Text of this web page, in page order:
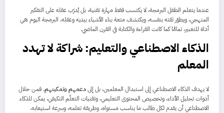
عندما يتعلم الطفل البرمجة، لا يكتسب فقط مهارة تقنية، بل يُدرّب عقله على التفكير
المنهجي، ويطوّر ثقته بنفسه، ويكتشف متعة بناء الأشياء بيديه وعقله. البرمجة اليوم هي
أداة للتعبير، تمامًا كما كانت القراءة والكتابة في القرن الماضي.
الذكاء الاصطناعي والتعليم: شراكة لا تهدد
المعلم
لا يهدف الذكاء الاصطناعي إلى استبدال المعلمين، بل إلىدعمهم وتمكينهم. فمن خلال
أدوات تحليل الأداء، وتخصيص المحتوى التعليمي، وتقنيات التعلّم التكيفي، يمكن للذكاء
الاصطناعي أن يقدم لكل طالب ما يناسب مستواه، وطريقة تعلمه، وسرعة استيعابه.